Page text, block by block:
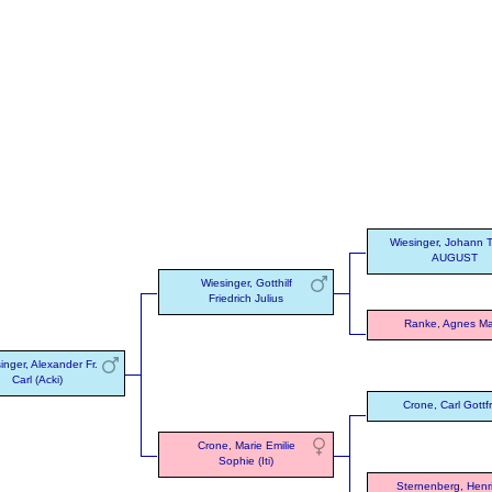
Alexander Fr.
Carl (Acki)
Wiesinger, Gotthilf
Friedrich Julius
Wiesinger, Johann
AUGUST
Ranke, Agnes
Crone, Marie Emilie
Sophie (Iti)
Crone, Carl
Sternenberg,